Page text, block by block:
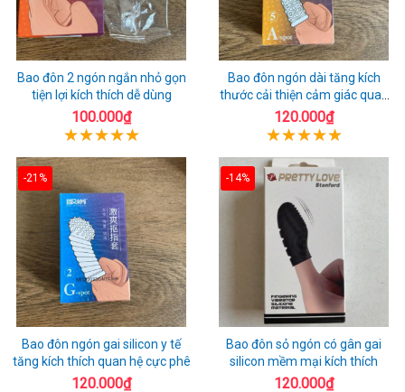
Bao đôn 2 ngón ngắn nhỏ gọn
tiện lợi kích thích dễ dùng
100.000₫
Bao đôn ngón dài tăng kích
thước cải thiện cảm giác quan
hệ
120.000₫
-21%
Bao đôn ngón gai silicon y tế
tăng kích thích quan hệ cực phê
120.000₫
-14%
Bao đôn sỏ ngón có gân gai
silicon mềm mại kích thích
120.000₫